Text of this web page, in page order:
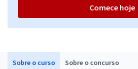
Sobre o curso Sobre o concurso
Comece hoje